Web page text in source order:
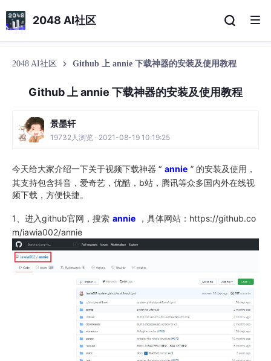
2048 AI社区
2048 AI社区 Github 上 annie 下载神器的安装及使用教程
Github 上 annie 下载神器的安装及使用教程
景墨轩
19732人浏览 · 2021-08-19 10:19:25
今天给大家介绍一下关于视频下载神器 “ annie ” 的安装及使用，
其支持包含抖音，爱奇艺，优酷，b站，腾讯等众多国内外在线视
频下载，方便快捷。
1、进入github官网，搜索 annie
，具体网站：https://github.co
m/iawia002/annie